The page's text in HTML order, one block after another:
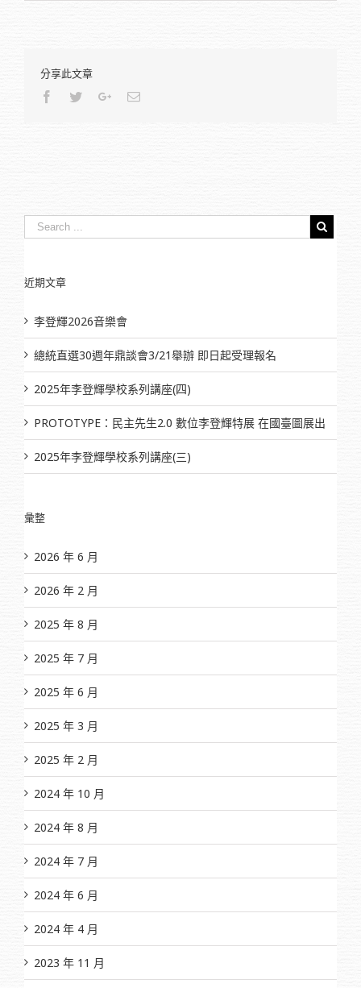
分享此文章
Facebook
TwitterGoogle+Email
近期文章
李登輝2026音樂會
總統直選30週年鼎談會3/21舉辦 即日起受理報名
2025年李登輝學校系列講座(四)
PROTOTYPE：民主先生2.0 數位李登輝特展 在國臺圖展出
2025年李登輝學校系列講座(三)
彙整
2026 年 6 月
2026 年 2 月
2025 年 8 月
2025 年 7 月
2025 年 6 月
2025 年 3 月
2025 年 2 月
2024 年 10 月
2024 年 8 月
2024 年 7 月
2024 年 6 月
2024 年 4 月
2023 年 11 月